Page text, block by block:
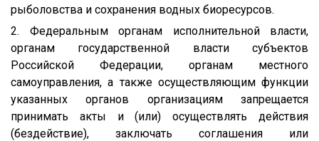
рыболовства и сохранения водных биоресурсов.
2. Федеральным органам исполнительной власти,
органам государственной власти субъектов
Российской Федерации, органам местного
самоуправления, а также осуществляющим функции
указанных органов организациям запрещается
принимать акты и (или) осуществлять действия
(бездействие), заключать соглашения или